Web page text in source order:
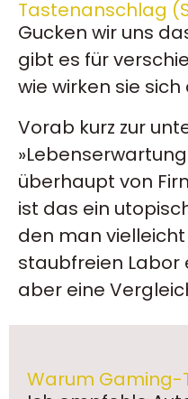
Tastenanschlag
Gucken wir uns
gibt es für
wie wirken sie
Vorab kurz zur
überhaupt von
ist das ein
den man
staubfreien Labor
aber eine
Warum Gaming-